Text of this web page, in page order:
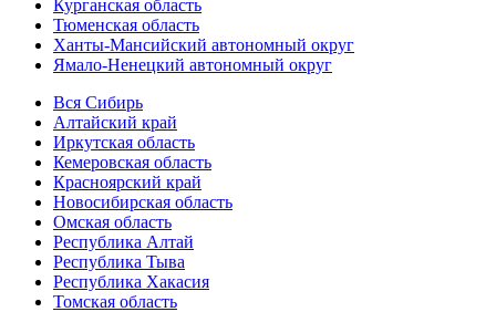
Курганская область
Тюменская область
Ханты-Мансийский автономный округ
Ямало-Ненецкий автономный округ
Вся Сибирь
Алтайский край
Иркутская область
Кемеровская область
Красноярский край
Новосибирская область
Омская область
Республика Алтай
Республика Тыва
Республика Хакасия
Томская область